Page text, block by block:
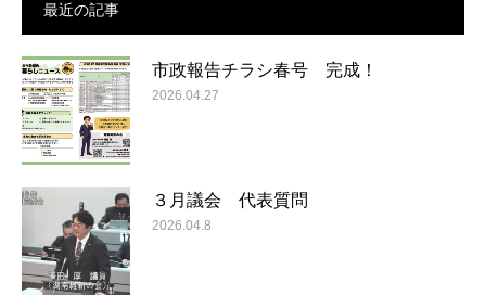
最近の記事
市政報告チラシ春号 完成！
2026.04.27
３月議会 代表質問
2026.04.8